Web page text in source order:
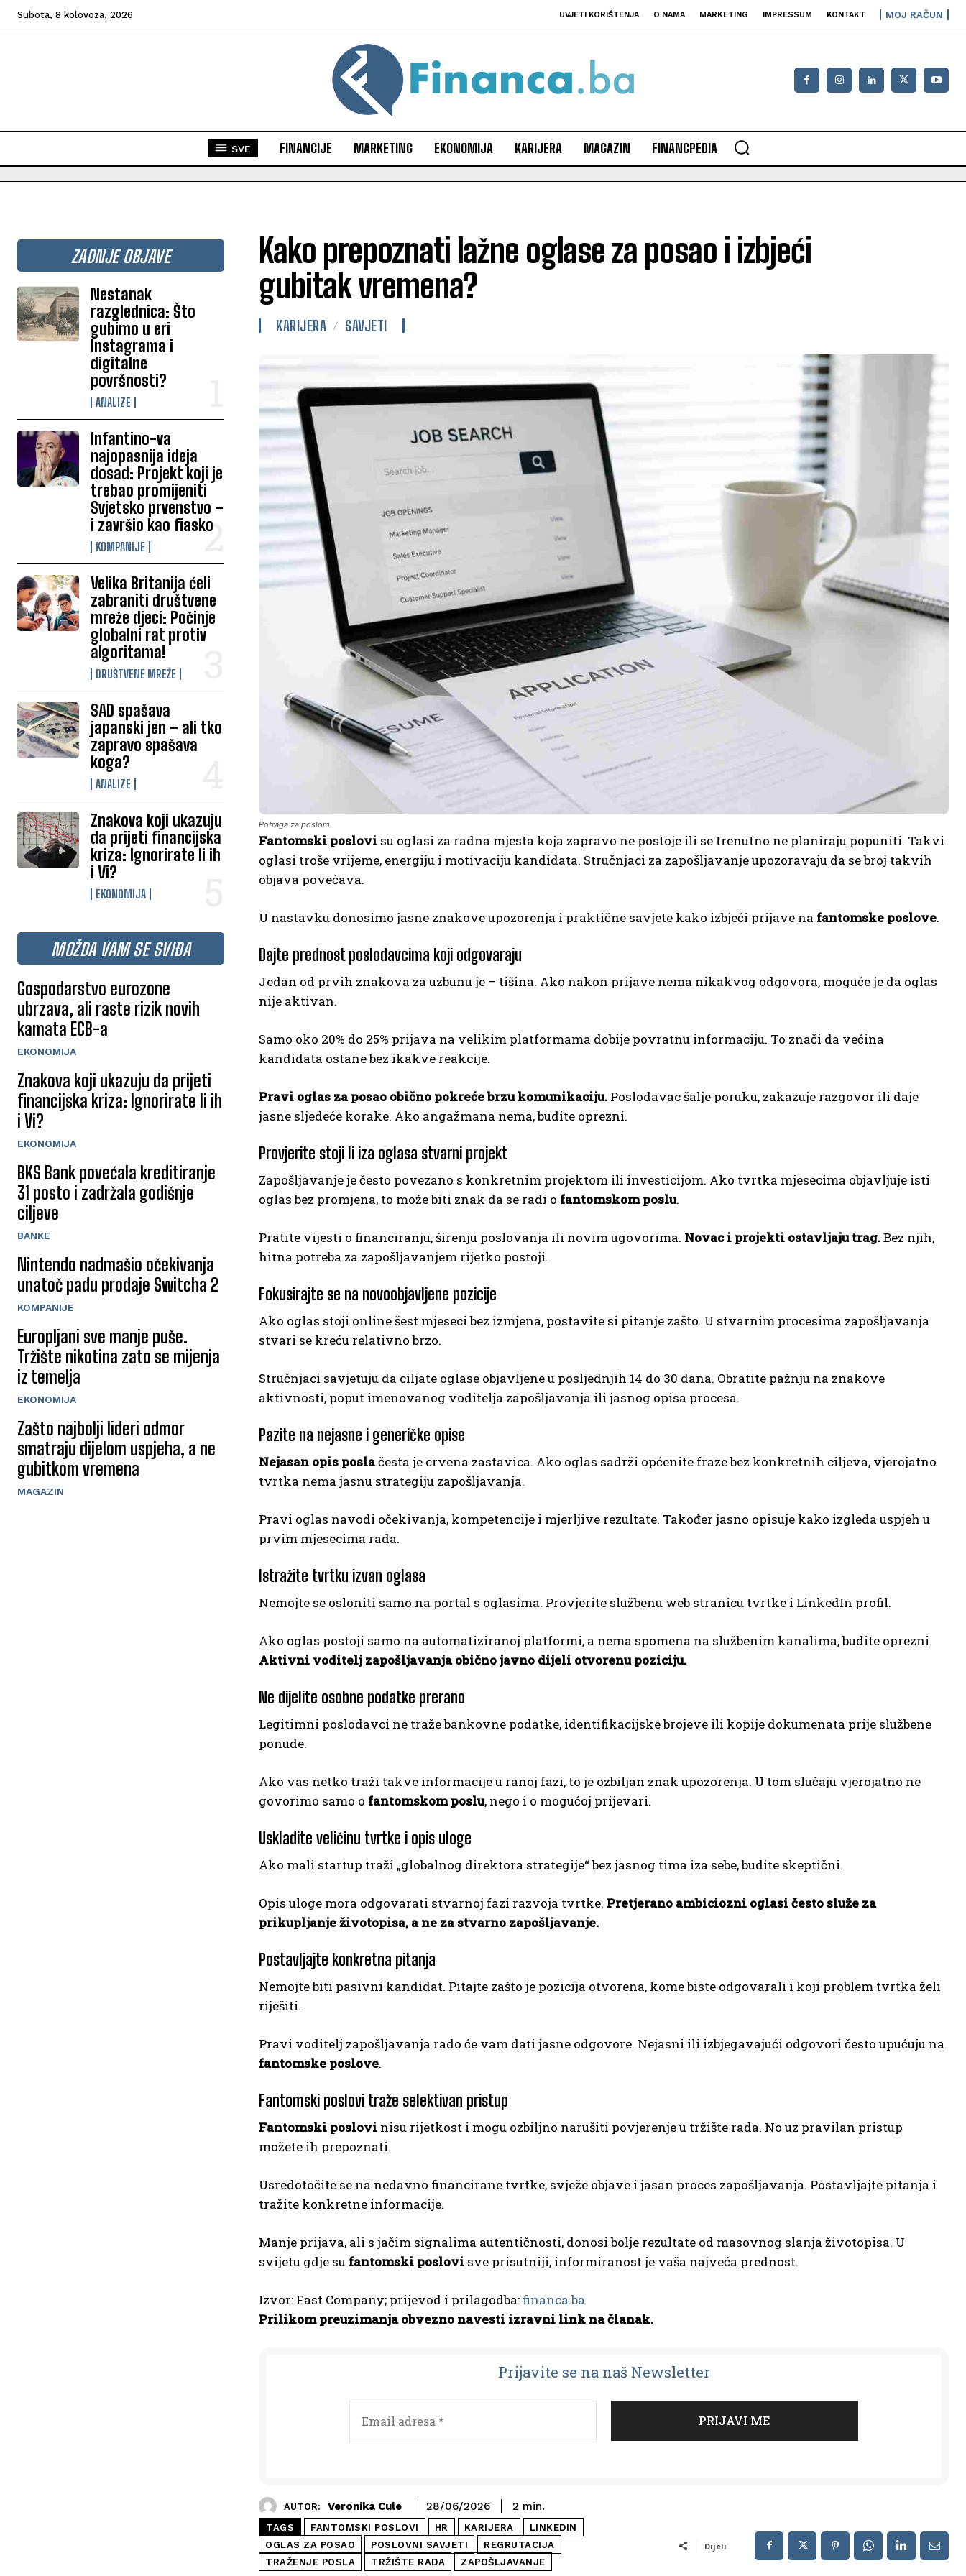
Subota, 8 kolovoza, 2026 UVJETI KORIŠTENJA O NAMA MARKETING IMPRESSUM KONTAKT MOJ RAČUN
SVE FINANCIJE MARKETING EKONOMIJA KARIJERA MAGAZIN FINANCPEDIA
ZADNJE OBJAVE
Nestanak
razglednica: Što
gubimo u eri
Instagrama i
digitalne
površnosti?
ANALIZE
Infantino-va
najopasnija ideja
dosad: Projekt koji je
trebao promijeniti
Svjetsko prvenstvo –
i završio kao fiasko
KOMPANIJE
Velika Britanija ćeli
zabraniti društvene
mreže djeci: Počinje
globalni rat protiv
algoritama!
DRUŠTVENE MREŽE
SAD spašava
japanski jen – ali tko
zapravo spašava
koga?
ANALIZE
Znakova koji ukazuju
da prijeti financijska
kriza: Ignorirate li ih
i Vi?
EKONOMIJA
MOŽDA VAM SE SVIĐA
Gospodarstvo eurozone
ubrzava, ali raste rizik novih
kamata ECB-a
EKONOMIJA
Znakova koji ukazuju da prijeti
financijska kriza: Ignorirate li ih
i Vi?
EKONOMIJA
BKS Bank povećala kreditiranje
31 posto i zadržala godišnje
ciljeve
BANKE
Nintendo nadmašio očekivanja
unatoč padu prodaje Switcha 2
KOMPANIJE
Europljani sve manje puše.
Tržište nikotina zato se mijenja
iz temelja
EKONOMIJA
Zašto najbolji lideri odmor
smatraju dijelom uspjeha, a ne
gubitkom vremena
MAGAZIN
Kako prepoznati lažne oglase za posao i izbjeći
gubitak vremena?
KARIJERA SAVJETI
Potraga za poslom
Fantomski poslovi su oglasi za radna mjesta koja zapravo ne postoje ili se trenutno ne planiraju popuniti. Takvi
oglasi troše vrijeme, energiju i motivaciju kandidata. Stručnjaci za zapošljavanje upozoravaju da se broj takvih
objava povećava.
U nastavku donosimo jasne znakove upozorenja i praktične savjete kako izbjeći prijave na fantomske poslove.
Dajte prednost poslodavcima koji odgovaraju
Jedan od prvih znakova za uzbunu je – tišina. Ako nakon prijave nema nikakvog odgovora, moguće je da oglas
nije aktivan.
Samo oko 20% do 25% prijava na velikim platformama dobije povratnu informaciju. To znači da većina
kandidata ostane bez ikakve reakcije.
Pravi oglas za posao obično pokreće brzu komunikaciju. Poslodavac šalje poruku, zakazuje razgovor ili daje
jasne sljedeće korake. Ako angažmana nema, budite oprezni.
Provjerite stoji li iza oglasa stvarni projekt
Zapošljavanje je često povezano s konkretnim projektom ili investicijom. Ako tvrtka mjesecima objavljuje isti
oglas bez promjena, to može biti znak da se radi o fantomskom poslu.
Pratite vijesti o financiranju, širenju poslovanja ili novim ugovorima. Novac i projekti ostavljaju trag.Bez njih,
hitna potreba za zapošljavanjem rijetko postoji.
Fokusirajte se na novoobjavljene pozicije
Ako oglas stoji online šest mjeseci bez izmjena, postavite si pitanje zašto. U stvarnim procesima zapošljavanja
stvari se kreću relativno brzo.
Stručnjaci savjetuju da ciljate oglase objavljene u posljednjih 14 do 30 dana. Obratite pažnju na znakove
aktivnosti, poput imenovanog voditelja zapošljavanja ili jasnog opisa procesa.
Pazite na nejasne i generičke opise
Nejasan opis poslačesta je crvena zastavica. Ako oglas sadrži općenite fraze bez konkretnih ciljeva, vjerojatno
tvrtka nema jasnu strategiju zapošljavanja.
Pravi oglas navodi očekivanja, kompetencije i mjerljive rezultate. Također jasno opisuje kako izgleda uspjeh u
prvim mjesecima rada.
Istražite tvrtku izvan oglasa
Nemojte se osloniti samo na portal s oglasima. Provjerite službenu web stranicu tvrtke i LinkedIn profil.
Ako oglas postoji samo na automatiziranoj platformi, a nema spomena na službenim kanalima, budite oprezni.
Aktivni voditelj zapošljavanja obično javno dijeli otvorenu poziciju.
Ne dijelite osobne podatke prerano
Legitimni poslodavci ne traže bankovne podatke, identifikacijske brojeve ili kopije dokumenata prije službene
ponude.
Ako vas netko traži takve informacije u ranoj fazi, to je ozbiljan znak upozorenja. U tom slučaju vjerojatno ne
govorimo samo o fantomskom poslu, nego i o mogućoj prijevari.
Uskladite veličinu tvrtke i opis uloge
Ako mali startup traži „globalnog direktora strategije“ bez jasnog tima iza sebe, budite skeptični.
Opis uloge mora odgovarati stvarnoj fazi razvoja tvrtke. Pretjerano ambiciozni oglasi često služe za
prikupljanje životopisa, a ne za stvarno zapošljavanje.
Postavljajte konkretna pitanja
Nemojte biti pasivni kandidat. Pitajte zašto je pozicija otvorena, kome biste odgovarali i koji problem tvrtka želi
riješiti.
Pravi voditelj zapošljavanja rado će vam dati jasne odgovore. Nejasni ili izbjegavajući odgovori često upućuju na
fantomske poslove.
Fantomski poslovi traže selektivan pristup
Fantomski poslovi nisu rijetkost i mogu ozbiljno narušiti povjerenje u tržište rada. No uz pravilan pristup
možete ih prepoznati.
Usredotočite se na nedavno financirane tvrtke, svježe objave i jasan proces zapošljavanja. Postavljajte pitanja i
tražite konkretne informacije.
Manje prijava, ali s jačim signalima autentičnosti, donosi bolje rezultate od masovnog slanja životopisa. U
svijetu gdje su fantomski poslovi sve prisutniji, informiranost je vaša najveća prednost.
Izvor: Fast Company; prijevod i prilagodba: financa.ba
Prilikom preuzimanja obvezno navesti izravni link na članak.
Prijavite se na naš Newsletter
AUTOR: Veronika Cule 28/06/2026 2 min.
TAGS FANTOMSKI POSLOVI HR KARIJERA
LINKEDIN
OGLAS ZA POSAO
POSLOVNI SAVJETI
REGRUTACIJA
TRAŽENJE POSLA
TRŽIŠTE RADA ZAPOŠLJAVANJE
Dijeli